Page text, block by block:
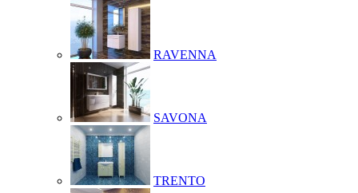
RAVENNA
SAVONA
TRENTO